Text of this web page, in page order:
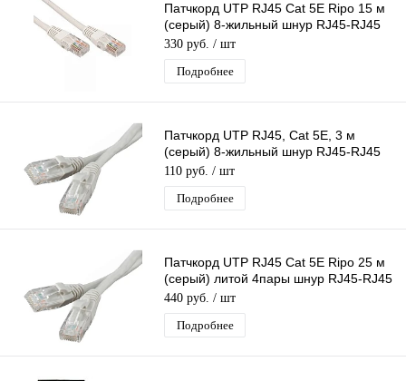
Патчкорд UTP RJ45 Cat 5E Ripo 15 м
(серый) 8-жильный шнур RJ45-RJ45
для соединения сетевых устройств
330 руб. / шт
Подробнее
Патчкорд UTP RJ45, Cat 5E, 3 м
(серый) 8-жильный шнур RJ45-RJ45
для соединения сетевых устройств
110 руб. / шт
Подробнее
Патчкорд UTP RJ45 Cat 5E Ripo 25 м
(серый) литой 4пары шнур RJ45-RJ45
д/соединения сетевых устройств
440 руб. / шт
Подробнее